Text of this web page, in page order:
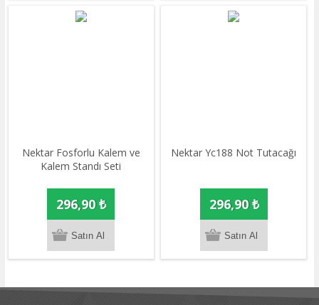
Nektar Fosforlu Kalem ve
Kalem Standı Seti
296,90 ₺
Nektar Yc188 Not Tutacağı
296,90 ₺